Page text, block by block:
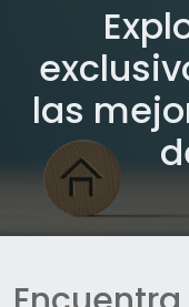
las